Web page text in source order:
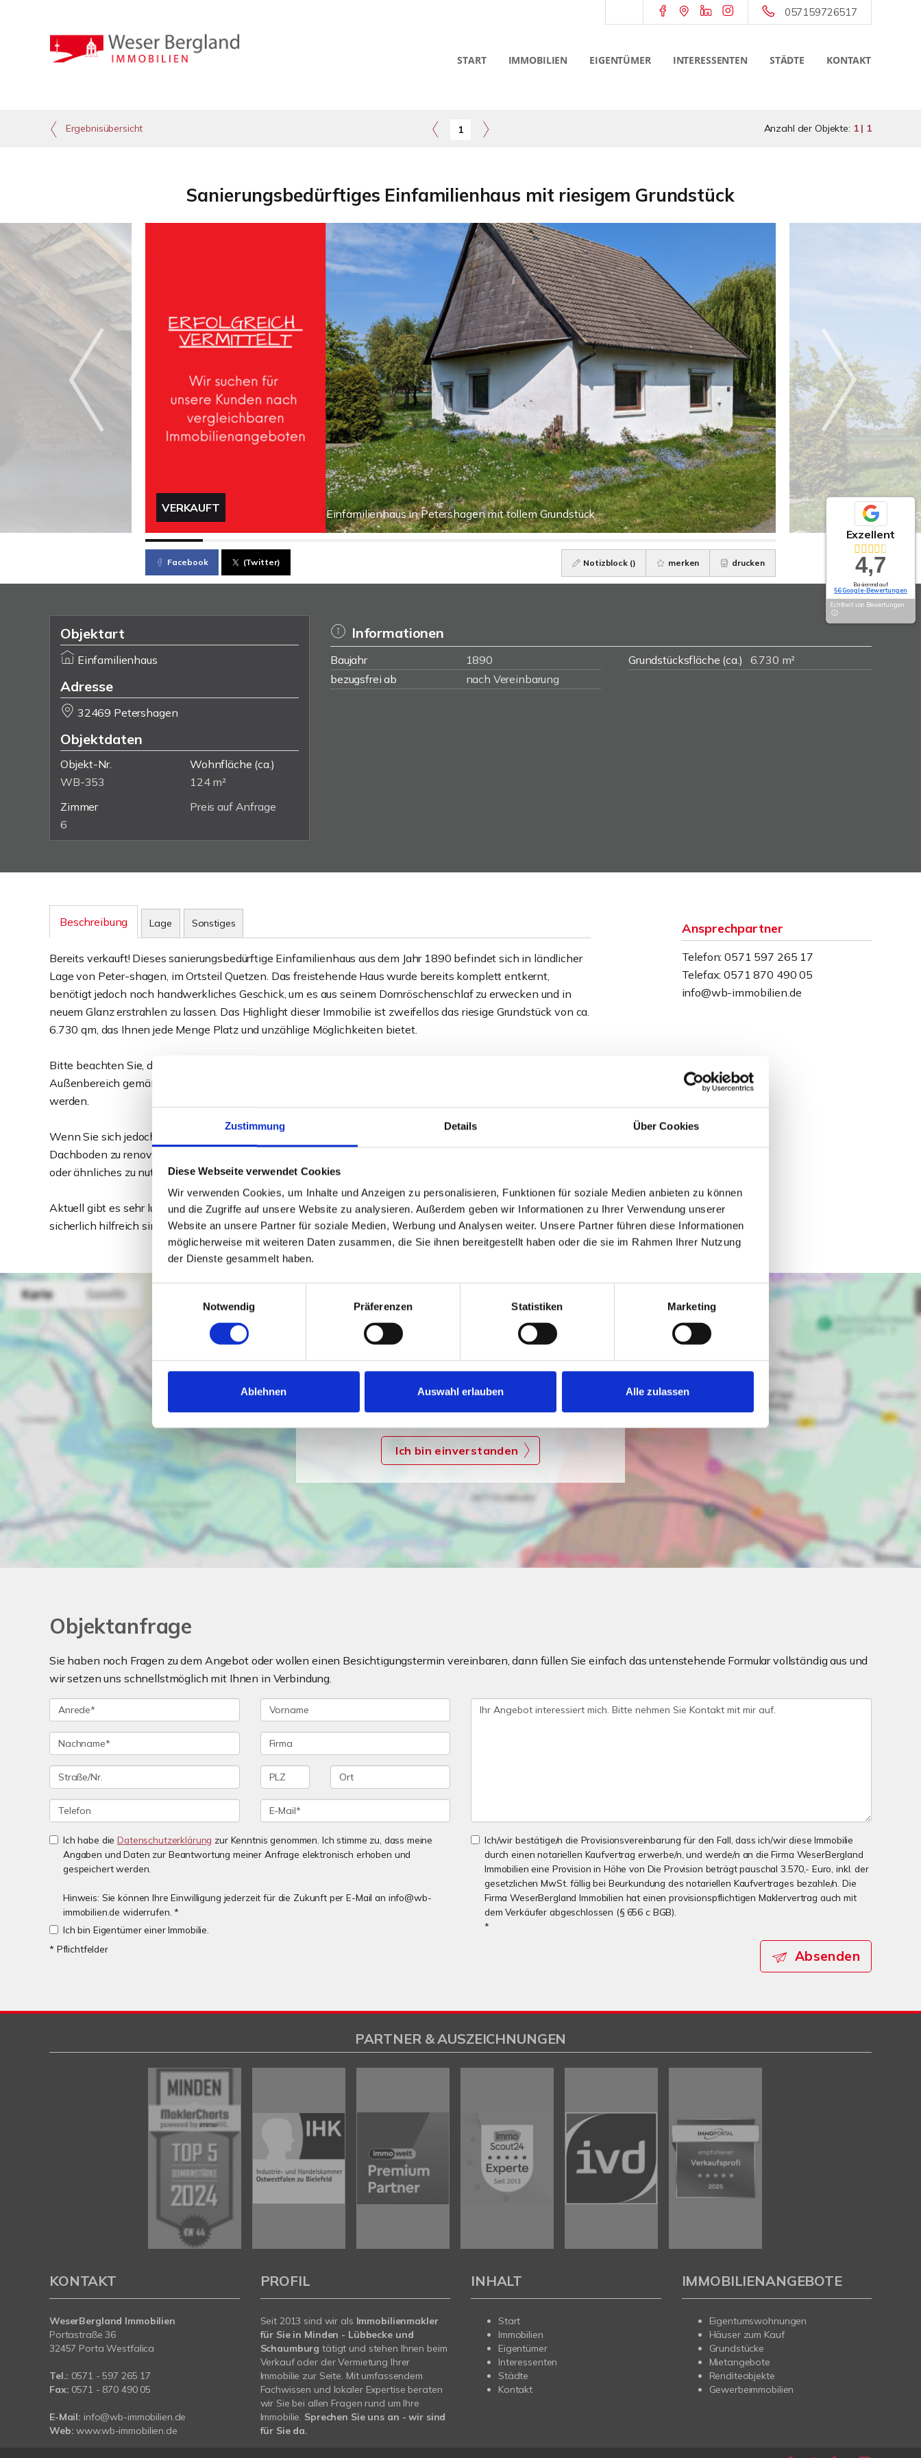
Zustimmung Details Über Cookies
Diese Webseite verwendet Cookies
Wir verwenden Cookies, um Inhalte und Anzeigen zu personalisieren, Funktionen für soziale Medien anbieten zu können
und die Zugriffe auf unsere Website zu analysieren. Außerdem geben wir Informationen zu Ihrer Verwendung unserer
Website an unsere Partner für soziale Medien, Werbung und Analysen weiter. Unsere Partner führen diese Informationen
möglicherweise mit weiteren Daten zusammen, die Sie ihnen bereitgestellt haben oder die sie im Rahmen Ihrer Nutzung
der Dienste gesammelt haben.
Notwendig
Präferenzen Statistiken Marketing
Ablehnen Auswahl erlauben Alle zulassen
057159726517
START IMMOBILIEN EIGENTÜMER INTERESSENTEN STÄDTE KONTAKT
Ergebnisübersicht 1 Anzahl der Objekte: 1 | 1
Sanierungsbedürftiges Einfamilienhaus mit riesigem Grundstück
Einfamilienhaus in Petershagen mit tollem Grundstück
VERKAUFT
Facebook (Twitter) Notizblock () merken drucken
Objektart
Einfamilienhaus
Adresse
32469 Petershagen
Objektdaten
Objekt-Nr.
WB-353
Wohnfläche (ca.)
124 m²
Zimmer
6
Preis auf Anfrage
Informationen
Baujahr 1890 Grundstücksfläche (ca.)
6.730 m²
bezugsfrei ab
nach Vereinbarung
Beschreibung Lage Sonstiges
Bereits verkauft! Dieses sanierungsbedürftige Einfamilienhaus aus dem Jahr 1890 befindet sich in ländlicher
Lage von Peter-shagen, im Ortsteil Quetzen. Das freistehende Haus wurde bereits komplett entkernt,
benötigt jedoch noch handwerkliches Geschick, um es aus seinem Dornröschenschlaf zu erwecken und in
neuem Glanz erstrahlen zu lassen. Das Highlight dieser Immobilie ist zweifellos das riesige Grundstück von ca.
6.730 qm, das Ihnen jede Menge Platz und unzählige Möglichkeiten bietet.
Bitte beachten Sie, dass ein Abriss und Neubau des Gebäudes aufgrund des Bestandsschutzes im
Außenbereich gemäß §35 BauGB nicht erlaubt ist. Es müssen die entsprechenden Vorschriften eingehalten
werden.
Wenn Sie sich jedoch zutrauen, die ca. 124 qm große Wohnfläche im Erdgeschoss sowie den ausbaubaren
Dachboden zu renovieren und eine Vision haben, das große Grundstück beispielsweise für Pferdehaltung
oder ähnliches zu nutzen, können Sie hier ein erstaunliches Schnäppchen machen.
Aktuell gibt es sehr lukrative Fördermaßnahmen von der Bafa, die bei der Sanierung dieses Objektes
sicherlich hilfreich sind und nicht zurückgezahlt werden müssen.
Ansprechpartner
Telefon: 0571 597 265 17
Telefax: 0571 870 490 05
info@wb-immobilien.de
angezeigt werden. Es gelten die Datenschutzbedingungen
von Google (https://policies.google.com/privacy).
Ich bin einverstanden
Objektanfrage
Sie haben noch Fragen zu dem Angebot oder wollen einen Besichtigungstermin vereinbaren, dann füllen Sie einfach das untenstehende Formular vollständig aus und
wir setzen uns schnellstmöglich mit Ihnen in Verbindung.
Ich habe dieDatenschutzerklärung zur Kenntnis genommen. Ich stimme zu, dass meine
Angaben und Daten zur Beantwortung meiner Anfrage elektronisch erhoben und
gespeichert werden.
Hinweis: Sie können Ihre Einwilligung jederzeit für die Zukunft per E-Mail an info@wb-
immobilien.de widerrufen. *
Ich bin Eigentümer einer Immobilie.
Ich/wir bestätige/n die Provisionsvereinbarung für den Fall, dass ich/wir diese Immobilie
durch einen notariellen Kaufvertrag erwerbe/n, und werde/n an die Firma WeserBergland
Immobilien eine Provision in Höhe von Die Provision beträgt pauschal 3.570,- Euro, inkl. der
gesetzlichen MwSt. fällig bei Beurkundung des notariellen Kaufvertrages bezahle/n. Die
Firma WeserBergland Immobilien hat einen provisionspflichtigen Maklervertrag auch mit
dem Verkäufer abgeschlossen (§ 656 c BGB).
*
* Pflichtfelder
Absenden
Exzellent
4,7
Basierend auf
56 Google-Bewertungen
Echtheit von Bewertungen
PARTNER & AUSZEICHNUNGEN
KONTAKT
WeserBergland Immobilien
Portastraße 36
32457 Porta Westfalica
Tel.: 0571 - 597 265 17
Fax: 0571 - 870 490 05
E-Mail: info@wb-immobilien.de
Web: www.wb-immobilien.de
PROFIL
Seit 2013 sind wir als Immobilienmakler
für Sie in Minden - Lübbecke und
Schaumburgtätigt und stehen Ihnen beim
Verkauf oder der Vermietung Ihrer
Immobilie zur Seite. Mit umfassendem
Fachwissen und lokaler Expertise beraten
wir Sie bei allen Fragen rund um Ihre
Immobilie. Sprechen Sie uns an - wir sind
für Sie da.
INHALT
Start
Immobilien
Eigentümer
Interessenten
Städte
Kontakt
IMMOBILIENANGEBOTE
Eigentumswohnungen
Häuser zum Kauf
Grundstücke
Mietangebote
Renditeobjekte
Gewerbeimmobilien